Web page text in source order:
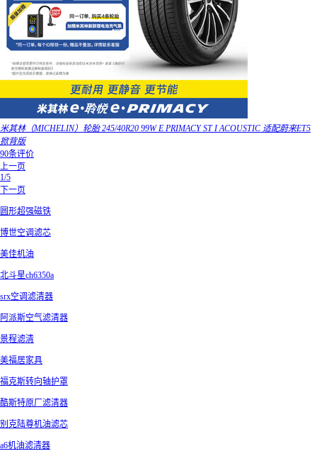
米其林（MICHELIN）轮胎 245/40R20 99W E PRIMACY ST I ACOUSTIC 适配蔚来ET5
掀背版
90条评价
上一页
1/5
下一页
圆形超强磁铁
博世空调滤芯
美佳机油
北斗星ch6350a
srx空调滤清器
阿派斯空气滤清器
景程滤清
美福居家具
福克斯转向轴护罩
酷斯特原厂滤清器
别克陆尊机油滤芯
a6机油滤清器